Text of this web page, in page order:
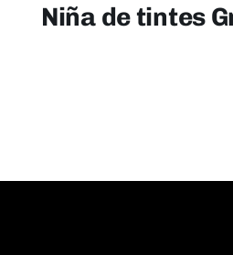
Niña de tintes